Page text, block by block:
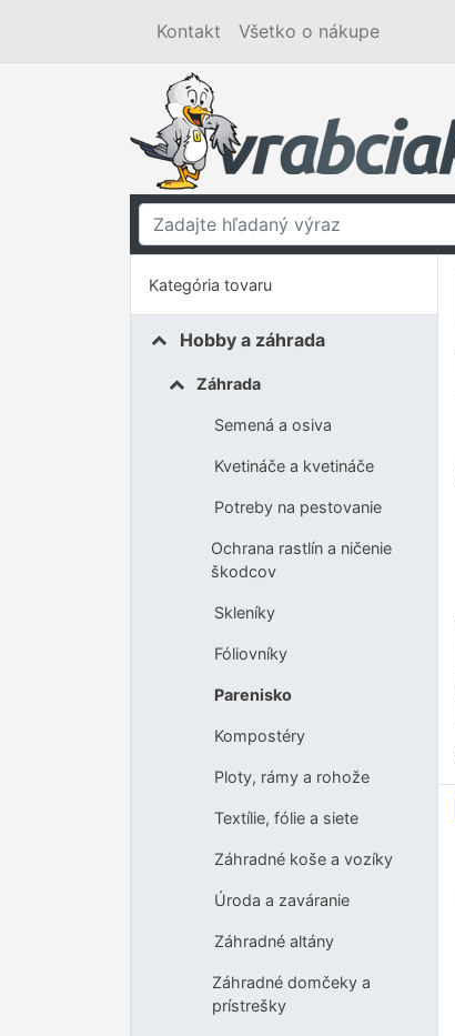
Kontakt Všetko o nákupe
Kategória tovaru
Hobby a záhrada
Záhrada
Semená a osiva
Kvetináče a kvetináče
Potreby na pestovanie
Ochrana rastlín a ničenie
škodcov
Skleníky
Fóliovníky
Parenisko
Kompostéry
Ploty, rámy a rohože
Textílie, fólie a siete
Záhradné koše a vozíky
Úroda a zaváranie
Záhradné altány
Záhradné domčeky a
prístrešky